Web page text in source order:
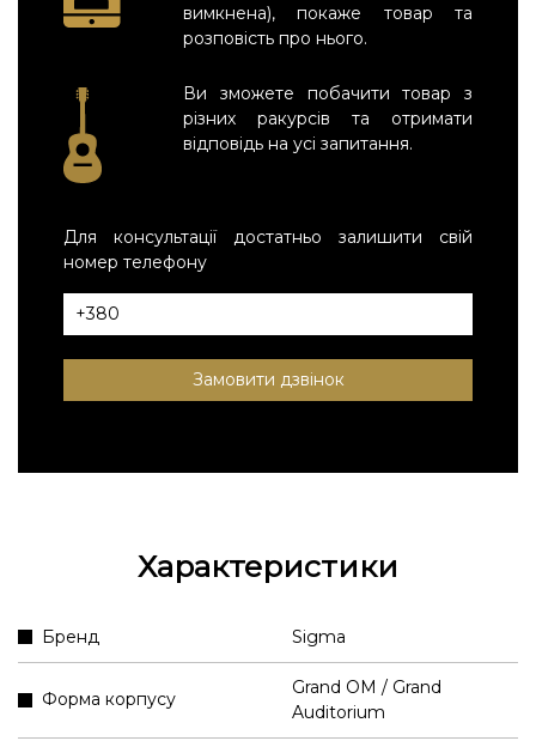
вимкнена), покаже товар та
розповість про нього.
Ви зможете побачити товар з
різних ракурсів та отримати
відповідь на усі запитання.
Для консультації достатньо залишити свій
номер телефону
Замовити дзвінок
Характеристики
Бренд Sigma
Форма корпусу
Grand OM / Grand
Auditorium